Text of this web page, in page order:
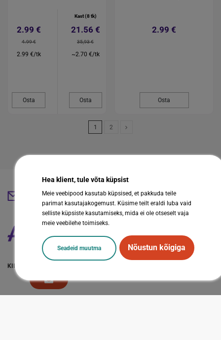
2.99 €
4.99 €
2.99 €/tk
Osta
Kast (8 tk)
21.56 €
35,93 €
~2.70 €/tk
Osta
2.99 €
Osta
1 2
abestore@abestore.ee
KIIRVIITED
Hea klient, tule võta küpsist
Meie veebipood kasutab küpsised, et pakkuda teile
parimat kasutajakogemust. Küsime teilt eraldi luba vaid
selliste küpsiste kasutamiseks, mida ei ole otseselt vaja
meie veebilehe toimiseks.
Seadeid muutma Nõustun kõigiga